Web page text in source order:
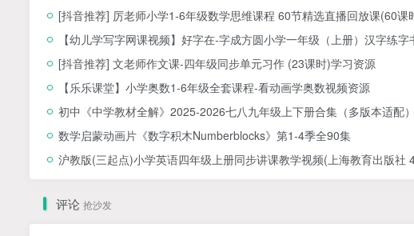
[抖音推荐] 厉老师小学1-6年级数学思维课程 60节精选直播回放课(60课
【幼儿学写字网课视频】好字在-字成方圆小学一年级（上册）汉字练
[抖音推荐] 文老师作文课-四年级同步单元习作 (23课时)学习资源
【乐乐课堂】小学奥数1-6年级全套课程-看动画学奥数视频资源
初中《中学教材全解》2025-2026七八九年级上下册合集（多版本适配）
数学启蒙动画片《数字积木Numberblocks》第1-4季全90集
沪教版(三起点)小学英语四年级上册同步讲课教学视频(上海教育出版社
评论 抢沙发